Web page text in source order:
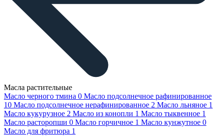
Масла растительные
Масло черного тмина 0 Масло подсолнечное рафинированное
10 Масло подсолнечное нерафинированное 2 Масло льняное 1
Масло кукурузное 2 Масло из конопли 1 Масло тыквенное 1
Масло расторопши 0 Масло горчичное 1 Масло кунжутное 0
Масло для фритюра 1